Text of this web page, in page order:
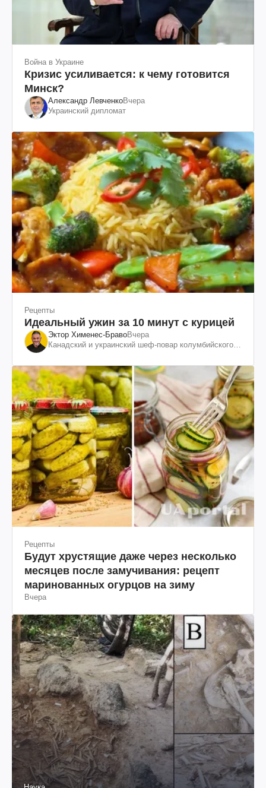
Война в Украине
Кризис усиливается: к чему готовится
Минск?
Александр ЛевченкоВчера
Украинский дипломат
Рецепты
Идеальный ужин за 10 минут с курицей
Эктор Хименес-БравоВчера
Канадский и украинский шеф-повар колумбийского
Рецепты
Будут хрустящие даже через несколько
месяцев после замучивания: рецепт
маринованных огурцов на зиму
Вчера